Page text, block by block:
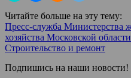
Читайте больше на эту тему:
Пресс-служба Министерства
хозяйства Московской
Строительство и ремонт
Подпишись на наши новости!